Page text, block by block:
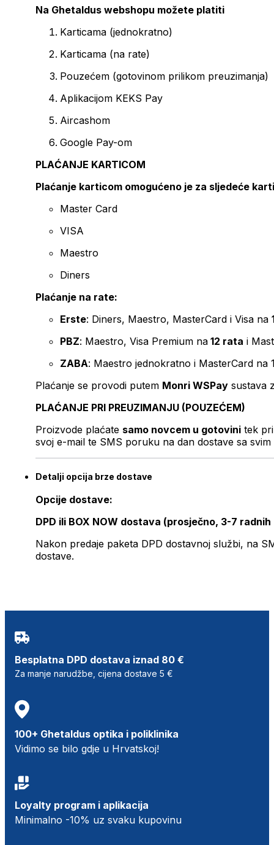
Na Ghetaldus webshopu možete platiti
Karticama (jednokratno)
Karticama (na rate)
Pouzećem (gotovinom prilikom preuzimanja)
Aplikacijom KEKS Pay
Aircashom
Google Pay-om
PLAĆANJE KARTICOM
Plaćanje karticom omogućeno je za sljedeće
Master Card
VISA
Maestro
Diners
Plaćanje na rate:
Erste: Diners, Maestro, MasterCard i Visa na
PBZ: Maestro, Visa Premium na 12 rata i
ZABA: Maestro jednokratno i MasterCard na
Plaćanje se provodi putem Monri WSPay sustava
PLAĆANJE PRI PREUZIMANJU (POUZEĆEM)
Proizvode plaćate samo novcem u gotovini tek
svoj e-mail te SMS poruku na dan dostave sa svim
Detalji opcija brze dostave
Opcije dostave:
DPD ili BOX NOW dostava (prosječno, 3-7 radnih
Nakon predaje paketa DPD dostavnoj službi, na
dostave.
Besplatna DPD dostava iznad 80 €
Za manje narudžbe, cijena dostave 5 €
100+ Ghetaldus optika i poliklinika
Vidimo se bilo gdje u Hrvatskoj!
Loyalty program i aplikacija
Minimalno -10% uz svaku kupovinu